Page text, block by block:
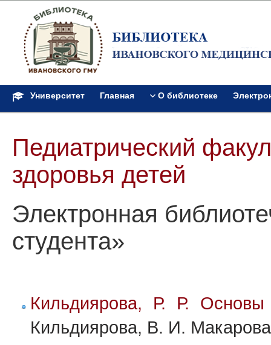
Университет Главная О библиотеке
Педиатрический
здоровья детей
Электронная
студента»
Кильдиярова, Р. Р.
Кильдиярова, В. И.